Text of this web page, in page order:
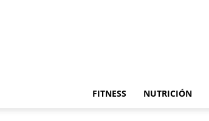
FITNESS NUTRICIÓN